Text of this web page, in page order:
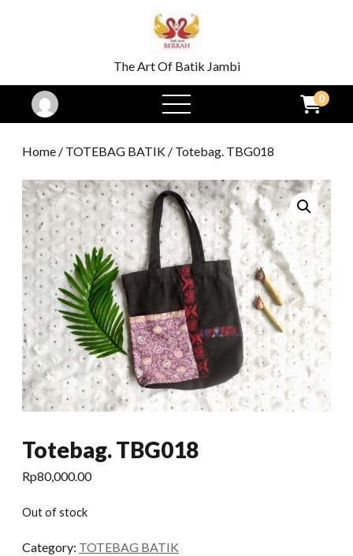
The Art Of Batik Jambi
open
menu
0
Home / TOTEBAG BATIK / Totebag. TBG018
Totebag. TBG018
Rp80,000.00
Out of stock
Category: TOTEBAG BATIK